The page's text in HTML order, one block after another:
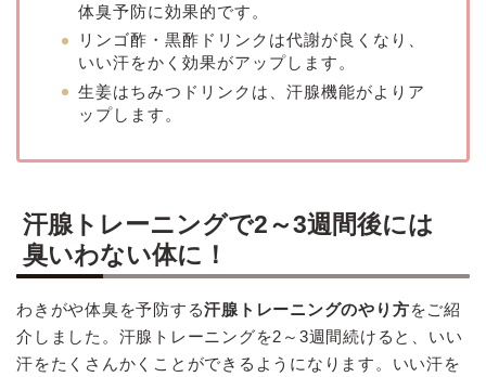
体臭予防に効果的です。
リンゴ酢・黒酢ドリンクは代謝が良くなり、
いい汗をかく効果がアップします。
生姜はちみつドリンクは、汗腺機能がよりア
ップします。
汗腺トレーニングで2～3週間後には
臭いわない体に！
わきがや体臭を予防する汗腺トレーニングのやり方をご紹
介しました。汗腺トレーニングを2～3週間続けると、いい
汗をたくさんかくことができるようになります。いい汗を